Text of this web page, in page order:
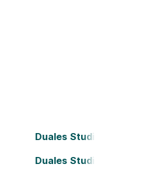
Duales Studium Bielefeld
Duales Studium Darmstadt